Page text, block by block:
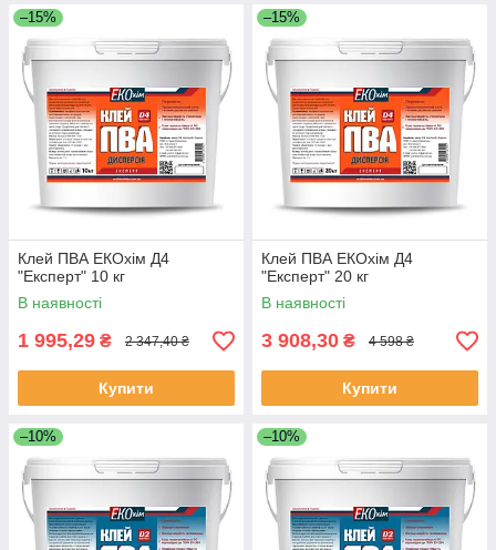
–15%
Клей ПВА ЕКОхім Д4
"Експерт" 10 кг
В наявності
1 995,29 ₴ 2 347,40 ₴
Купити
–15%
Клей ПВА ЕКОхім Д4
"Експерт" 20 кг
В наявності
3 908,30 ₴ 4 598 ₴
Купити
–10% –10%